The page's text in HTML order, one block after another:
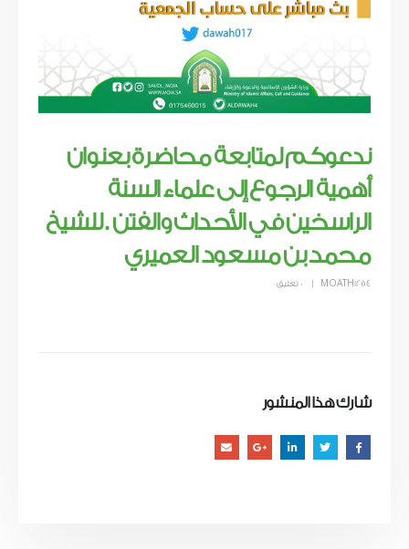
ندعوكم لمتابعة محاضرة بعنوان
أهمية الرجوع إلى علماء السنة
الراسخين في الأحداث والفتن . للشيخ
محمد بن مسعود العميري
MOATH1254 0 تعليق
شارك هذا المنشور